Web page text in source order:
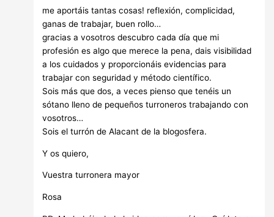
me aportáis tantas cosas! reflexión, complicidad,
ganas de trabajar, buen rollo…
gracias a vosotros descubro cada día que mi
profesión es algo que merece la pena, dais visibilidad
a los cuidados y proporcionáis evidencias para
trabajar con seguridad y método científico.
Sois más que dos, a veces pienso que tenéis un
sótano lleno de pequeños turroneros trabajando con
vosotros…
Sois el turrón de Alacant de la blogosfera.
Y os quiero,
Vuestra turronera mayor
Rosa